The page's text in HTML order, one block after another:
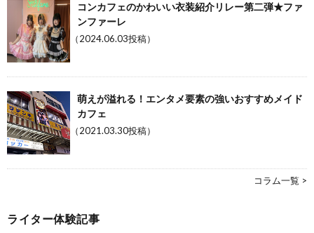
コンカフェのかわいい衣装紹介リレー第二弾★ファ
ンファーレ
（2024.06.03投稿）
萌えが溢れる！エンタメ要素の強いおすすめメイド
カフェ
（2021.03.30投稿）
コラム一覧 >
ライター体験記事